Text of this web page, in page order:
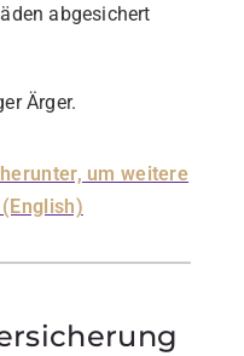
abgesichert
Ärger.
um weitere